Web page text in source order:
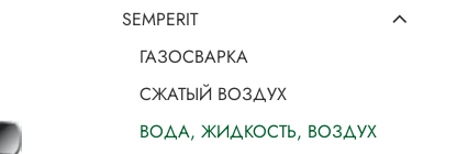
SEMPERIT
ГАЗОСВАРКА
СЖАТЫЙ ВОЗДУХ
ВОДА, ЖИДКОСТЬ, ВОЗДУХ